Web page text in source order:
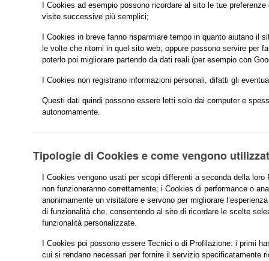
I Cookies ad esempio possono ricordare al sito le tue
visite successive più semplici;
I Cookies in breve fanno risparmiare tempo in quanto aiutano il
le volte che ritorni in quel sito web; oppure possono servire per
poterlo poi migliorare partendo da dati reali (per esempio con
I Cookies non registrano informazioni personali, difatti gli
Questi dati quindi possono essere letti solo dai computer e
autonomamente.
Tipologie di Cookies e come vengono
I Cookies vengono usati per scopi differenti a seconda della
non funzioneranno correttamente; i Cookies di performance o
anonimamente un visitatore e servono per migliorare
di funzionalità che, consentendo al sito di ricordare le scelte
funzionalità personalizzate.
I Cookies poi possono essere Tecnici o di Profilazione: i primi
cui si rendano necessari per fornire il servizio specificatamente